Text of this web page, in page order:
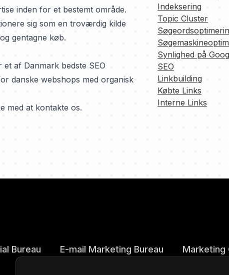
inden for et bestemt område.
sig som en troværdig kilde
gentagne køb.
et af Danmark bedste SEO
danske webshops med organisk
med at kontakte os.
Indeksering
Topic Cluster
Synlighed på
SEO
Linkbuilding
Købte Links
Interne Links
Bureau E-mail Marketing Bureau Marketing